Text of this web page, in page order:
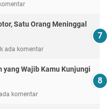
Satu Orang Meninggal
ada komentar
yang Wajib Kamu Kunjungi
komentar